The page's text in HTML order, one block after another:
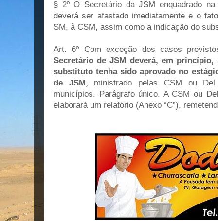
§ 2º O Secretário da JSM enquadrado
deverá ser afastado imediatamente e o
SM, à CSM, assim como a indicação do
Art. 6º Com exceção dos casos
Secretário de JSM deverá, em
substituto tenha sido aprovado no
de JSM, ministrado pelas CSM ou
municípios. Parágrafo único. A CSM ou
elaborará um relatório (Anexo “C”),